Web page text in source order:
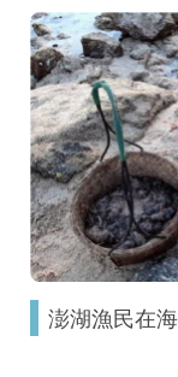
澎湖漁民在